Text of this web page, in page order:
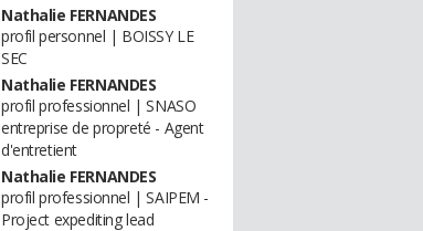
Nathalie FERNANDES
profil personnel | BOISSY LE
SEC
Nathalie FERNANDES
profil professionnel | SNASO
entreprise de propreté - Agent
d'entretient
Nathalie FERNANDES
profil professionnel | SAIPEM -
Project expediting lead